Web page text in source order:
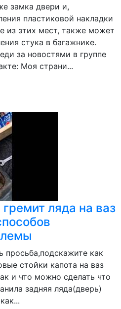
замка двери и,
пластиковой накладки
из этих мест, также может
стука в багажнике.
за новостями в группе
Моя страни...
ляда на ваз
просьба,подскажите как
стойки капота на ваз
и что можно сделать что
задняя ляда(дверь)